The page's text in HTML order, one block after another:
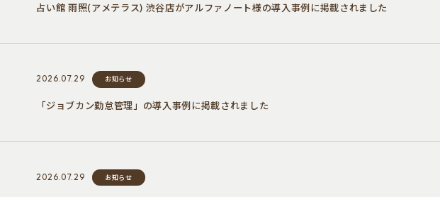
占い館 雨照(アメテラス) 渋谷店がアルファノート様の導入事例に掲載されました
2026.07.29 お知らせ
「ジョブカン勤怠管理」の導入事例に掲載されました
2026.07.29 お知らせ